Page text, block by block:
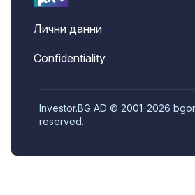
Лични данни
Confidentiality
Investor.BG AD © 2001-2026
reserved.